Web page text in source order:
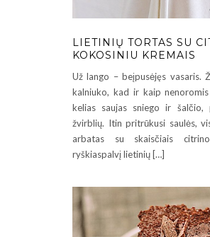
LIETINIŲ TORTAS SU
KOKOSINIU KREMAIS
Už lango – beįpusėjęs vasaris.
kalniuko, kad ir kaip
kelias saujas sniego ir
žvirblių. Itin pritrūkusi saulės,
arbatas su skaisčiais
ryškiaspalvį lietinių […]